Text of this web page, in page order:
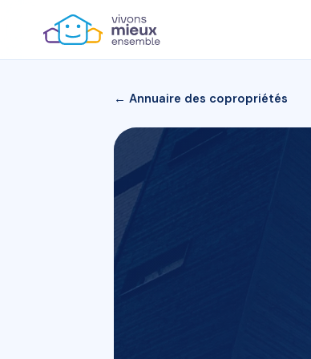
← Annuaire des copropriétés